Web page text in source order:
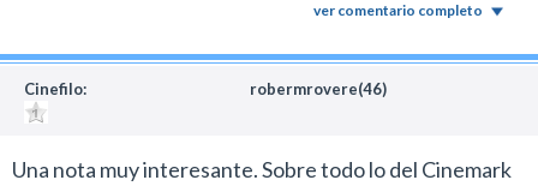
ver comentario completo
Cinefilo: robermrovere(46)
Una nota muy interesante. Sobre todo lo del Cinemark